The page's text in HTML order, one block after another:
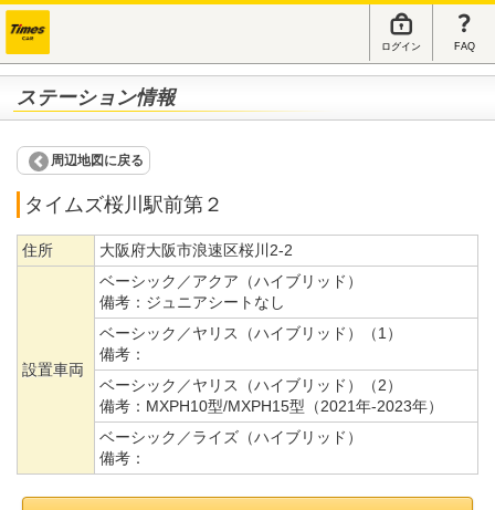
ログイン FAQ
ステーション情報
周辺地図に戻る
タイムズ桜川駅前第２
住所 大阪府大阪市浪速区桜川2-2
設置車両
ベーシック／アクア（ハイブリッド）
備考： ジュニアシートなし
ベーシック／ヤリス（ハイブリッド）（1）
備考：
ベーシック／ヤリス（ハイブリッド）（2）
備考： MXPH10型/MXPH15型（2021年-2023年）
ベーシック／ライズ（ハイブリッド）
備考：